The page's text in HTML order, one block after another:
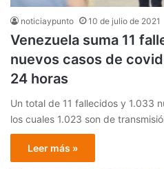
noticiaypunto 10 de julio de 2021
Venezuela suma 11
nuevos casos de
24 horas
Un total de 11 fallecidos y 1.033
los cuales 1.023 son de
Leer más »